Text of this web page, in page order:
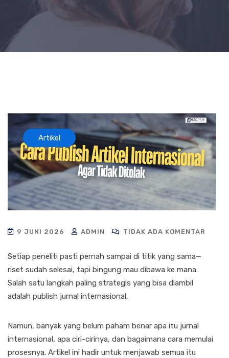
Artikel
9 JUNI 2026 ADMIN TIDAK ADA KOMENTAR
Setiap peneliti pasti pernah sampai di titik yang sama—
riset sudah selesai, tapi bingung mau dibawa ke mana.
Salah satu langkah paling strategis yang bisa diambil
adalah publish jurnal internasional.
Namun, banyak yang belum paham benar apa itu jurnal
internasional, apa ciri-cirinya, dan bagaimana cara memulai
prosesnya. Artikel ini hadir untuk menjawab semua itu